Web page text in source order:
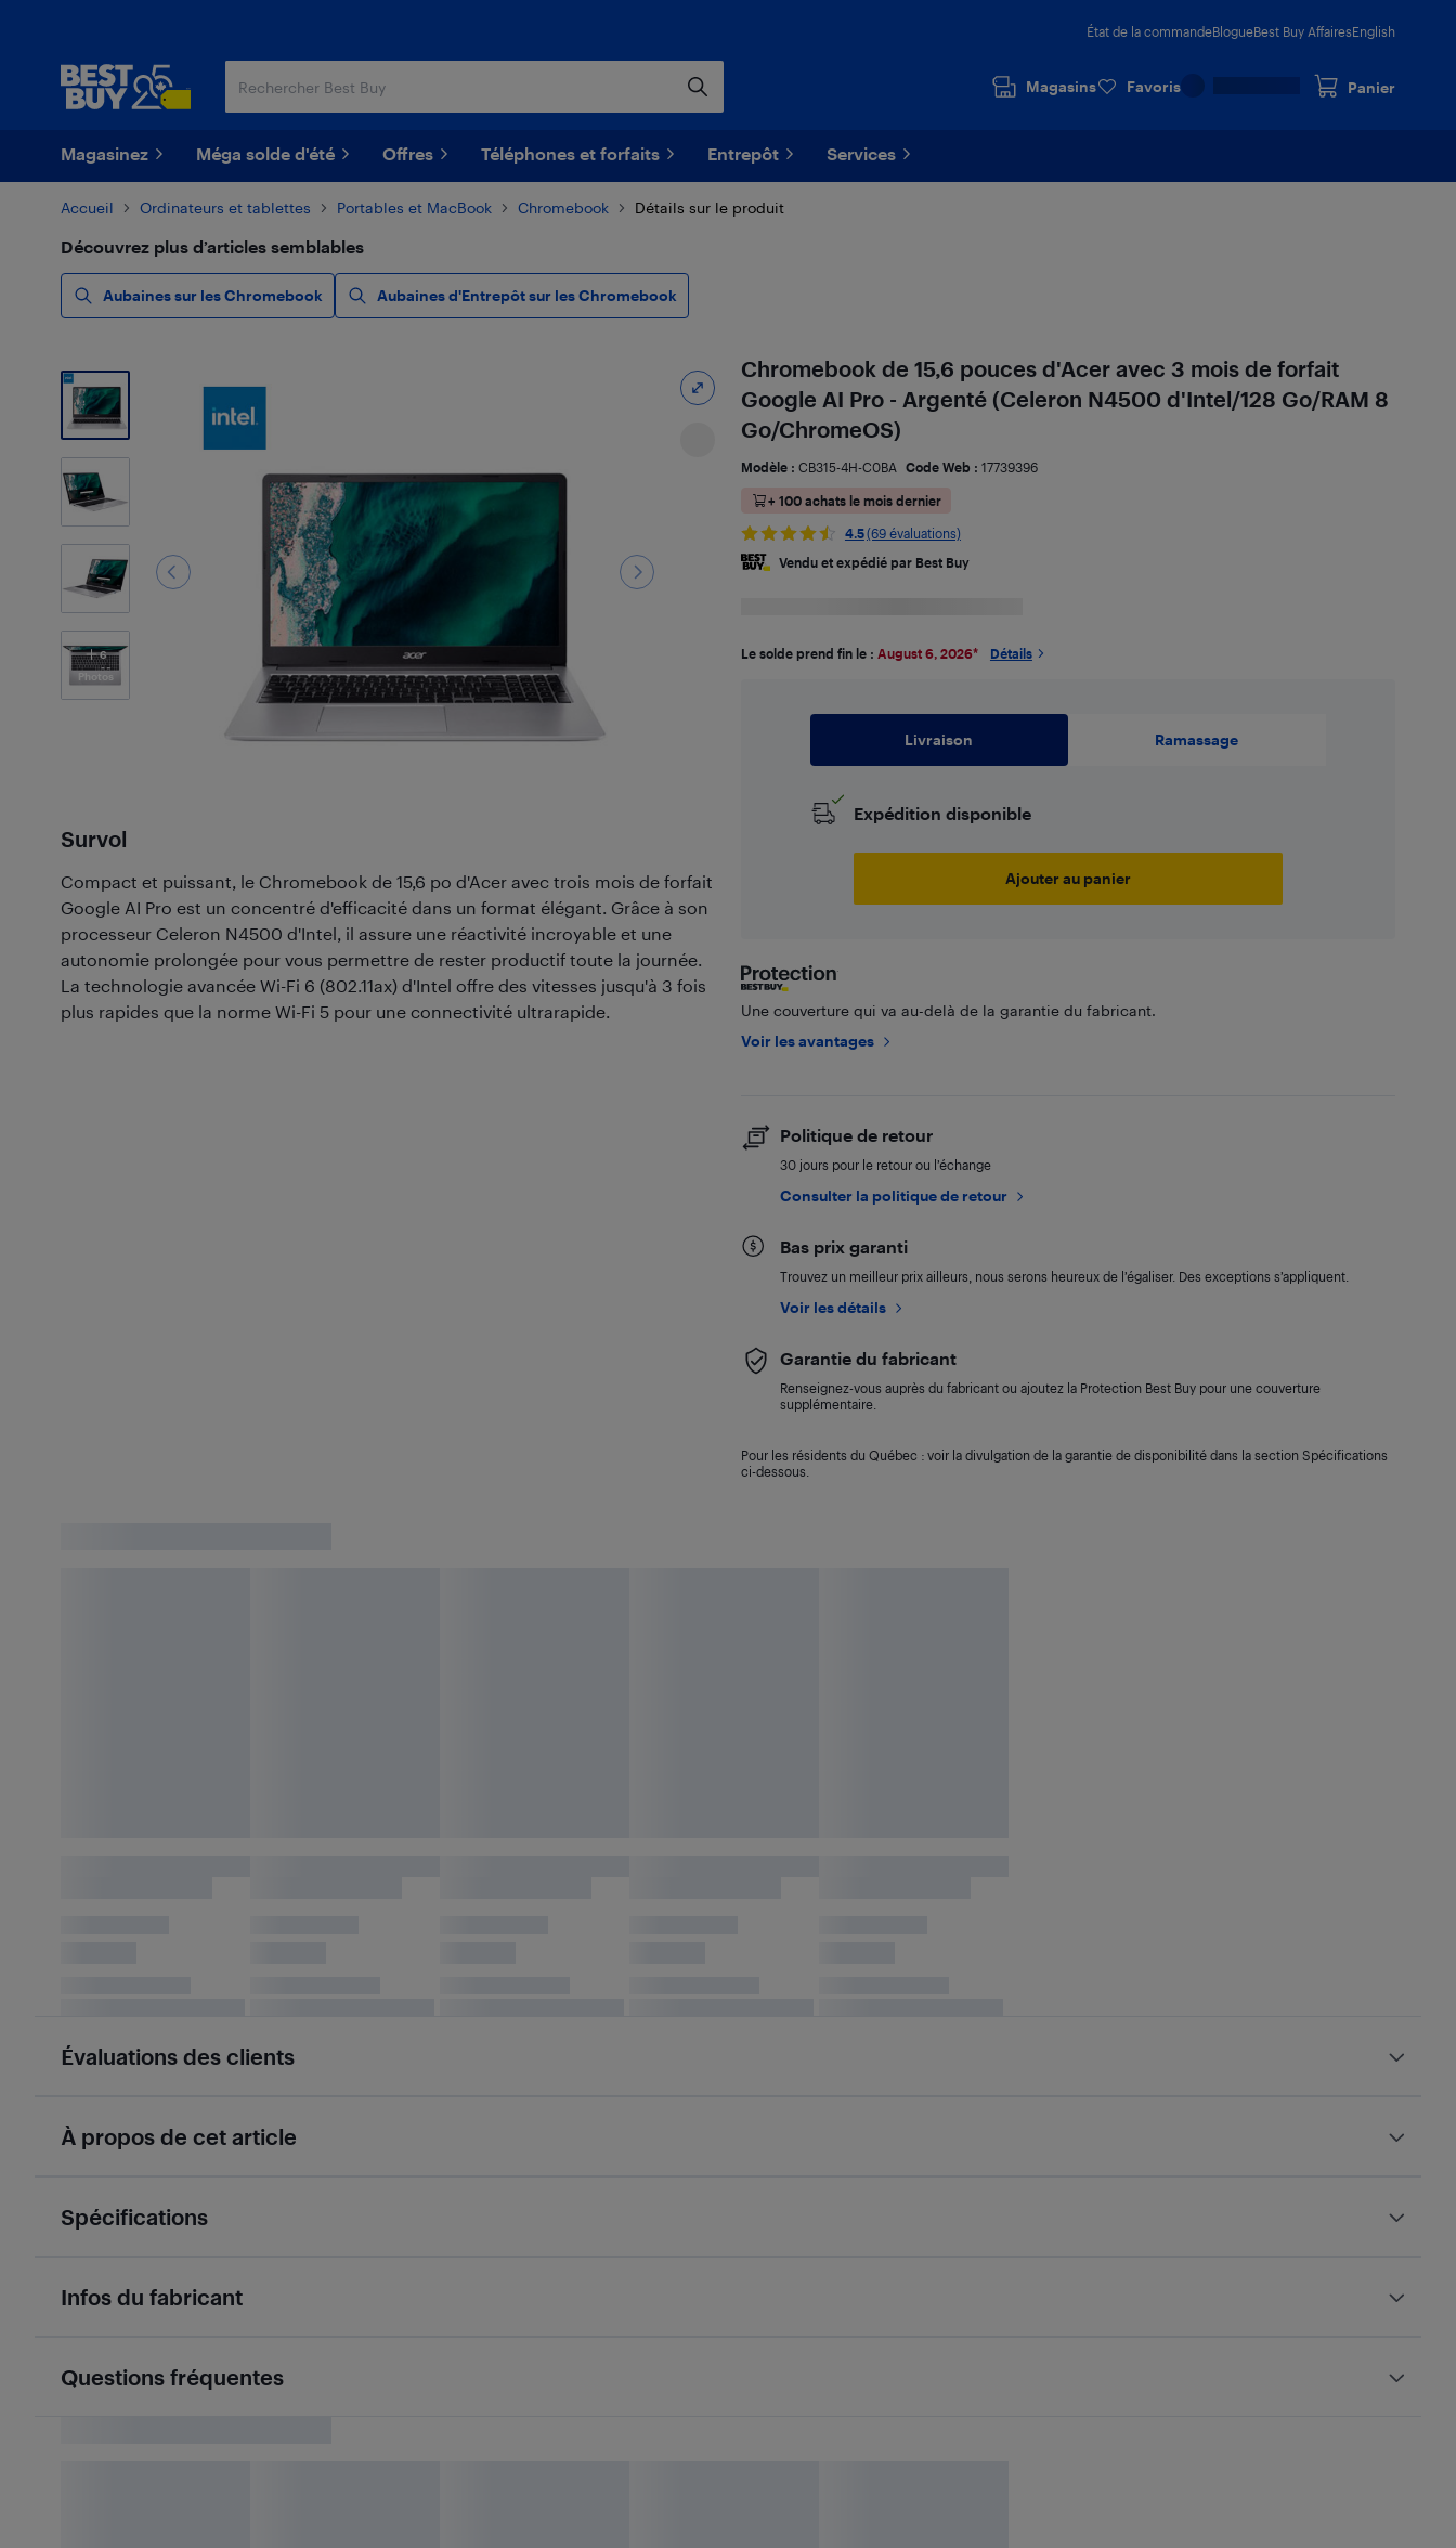
État de la commandeBlogueBest Buy AffairesEnglish
Magasins Favoris Panier
Magasinez Méga solde d'été Offres Téléphones et forfaits Entrepôt Services
Accueil Ordinateurs et tablettes Portables et MacBook Chromebook Détails sur le produit
Découvrez plus d’articles semblables
Aubaines sur les Chromebook Aubaines d'Entrepôt sur les Chromebook
6
Photos
Survol
Compact et puissant, le Chromebook de 15,6 po d'Acer avec trois mois de forfait
Google AI Pro est un concentré d'efficacité dans un format élégant. Grâce à son
processeur Celeron N4500 d'Intel, il assure une réactivité incroyable et une
autonomie prolongée pour vous permettre de rester productif toute la journée.
La technologie avancée Wi-Fi 6 (802.11ax) d'Intel offre des vitesses jusqu'à 3 fois
plus rapides que la norme Wi-Fi 5 pour une connectivité ultrarapide.
Chromebook de 15,6 pouces d'Acer avec 3 mois de forfait
Google AI Pro - Argenté (Celeron N4500 d'Intel/128 Go/RAM 8
Go/ChromeOS)
Modèle : CB315-4H-C0BA Code Web : 17739396
+ 100 achats le mois dernier
4.5(69 évaluations)
Vendu et expédié par Best Buy
Le solde prend fin le : August 6, 2026* Détails
Livraison Ramassage
Expédition disponible
Ajouter au panier
Une couverture qui va au-delà de la garantie du fabricant.
Voir les avantages
Politique de retour
30 jours pour le retour ou l’échange
Consulter la politique de retour
Bas prix garanti
Trouvez un meilleur prix ailleurs, nous serons heureux de l’égaliser. Des exceptions s’appliquent.
Voir les détails
Garantie du fabricant
Renseignez-vous auprès du fabricant ou ajoutez la Protection Best Buy pour une couverture
supplémentaire.
Pour les résidents du Québec : voir la divulgation de la garantie de disponibilité dans la section Spécifications
ci-dessous.
Évaluations des clients
À propos de cet article
Spécifications
Infos du fabricant
Questions fréquentes